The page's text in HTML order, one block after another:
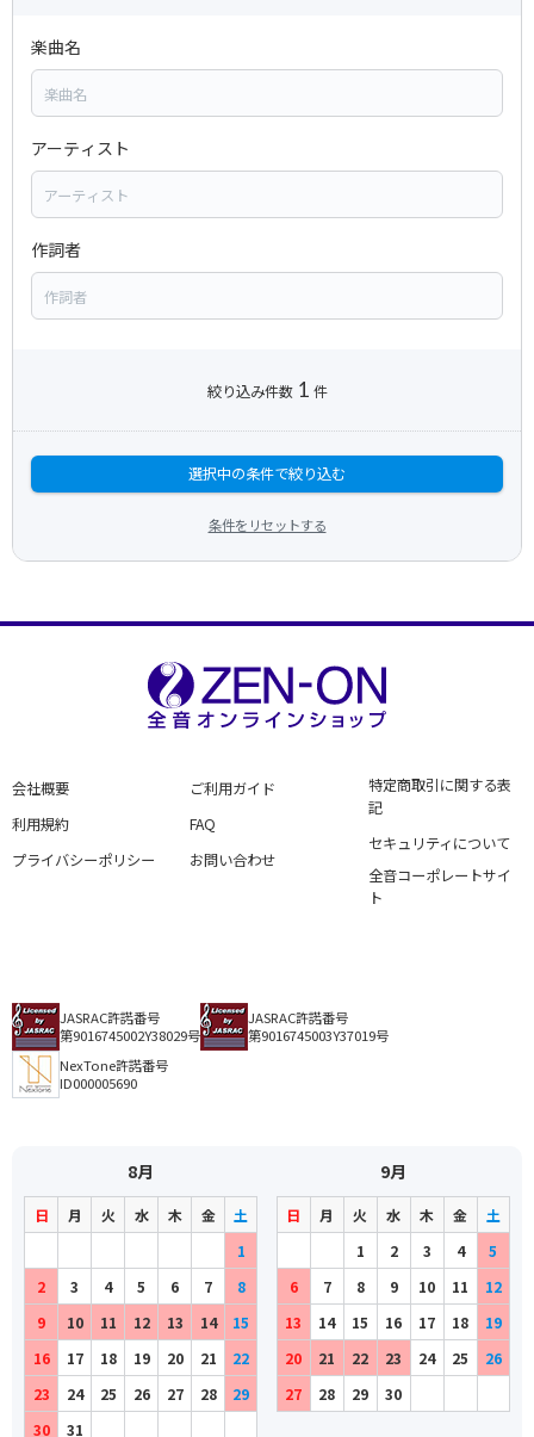
楽曲名
アーティスト
作詞者
絞り込み件数 1 件
選択中の条件で絞り込む
条件をリセットする
会社概要
利用規約
プライバシーポリシー
ご利用ガイド
FAQ
お問い合わせ
特定商取引に関する表
記
セキュリティについて
全音コーポレートサイ
ト
JASRAC許諾番号
第9016745002Y38029号
JASRAC許諾番号
第9016745003Y37019号
NexTone許諾番号
ID000005690
8月
日 月 火 水 木 金
土
1
2
3 4 5 6 7
8
9
10 11 12 13 14
15
16
17 18 19 20 21
22
23
24 25 26 27 28
29
30
31
9月
日 月 火 水 木 金
土
1
2 3 4
5
6
7 8 9 10 11
12
13
14 15 16 17 18
19
20
21 22 23 24 25
26
27
28 29 30